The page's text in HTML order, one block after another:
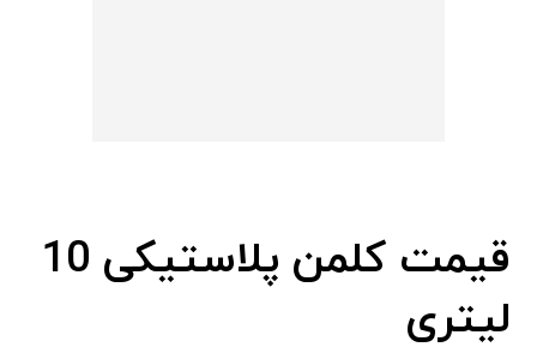
قیمت کلمن پلاستیکی 10
لیتری